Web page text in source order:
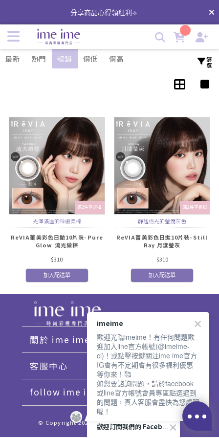
分享商品心得領紅利⟢
最新 熱門 暢銷 價低 價高 篩選
滿2件享折扣
光澤滿溢的絲緞柔棕
ReVIA蕾美彩色日拋10片裝-Pure
Glow 流光緞棕
$310
加入配送單
滿2件享折扣
靜謐透光的瑩潤灰色
ReVIA蕾美彩色日拋10片裝-Still
Ray 月漾瑩灰
$310
加入配送單
關於 ime ime
客服中心
follow ime ime♡
© Copyright 2021 imeime. All Rights Reserved.
歡迎訂閱我們的 Facebook 專頁
imeime
歡迎光臨imeime！有任何問題歡
迎加入line官方帳號(@imeime-
cl)！或點擊按鍵關注ime ime官方
IG會有不定期會有很多福利優惠
等你來！🥰
如您要諮詢問題，請於facebook
或line官方帳號會員專區點選遇到
的問題，真人客服會盡快為您處理
喔！